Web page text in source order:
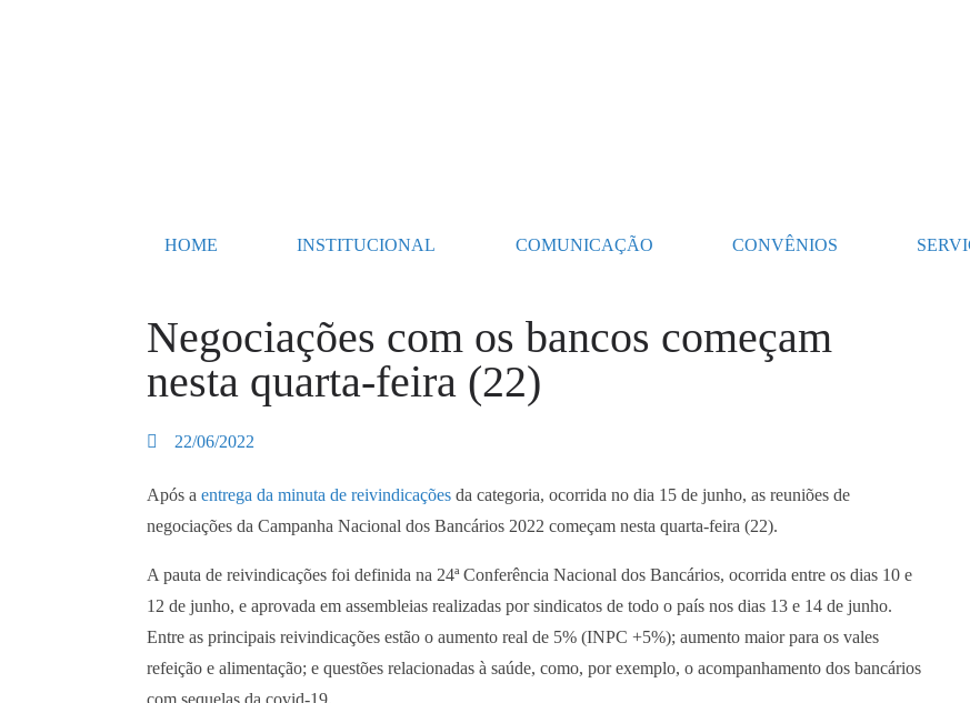
HOME INSTITUCIONAL COMUNICAÇÃO CONVÊNIOS
Negociações com os bancos começam
nesta quarta-feira (22)
22/06/2022
Após a entrega da minuta de reivindicações da categoria, ocorrida no dia 15 de junho, as reuniões de
negociações da Campanha Nacional dos Bancários 2022 começam nesta quarta-feira (22).
A pauta de reivindicações foi definida na 24ª Conferência Nacional dos Bancários, ocorrida entre os dias 10 e
12 de junho, e aprovada em assembleias realizadas por sindicatos de todo o país nos dias 13 e 14 de junho.
Entre as principais reivindicações estão o aumento real de 5% (INPC +5%); aumento maior para os vales
refeição e alimentação; e questões relacionadas à saúde, como, por exemplo, o acompanhamento dos bancários
com sequelas da covid-19.